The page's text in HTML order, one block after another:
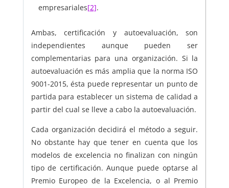
empresariales[2].
Ambas, certificación y autoevaluación, son
independientes aunque pueden ser
complementarias para una organización. Si la
autoevaluación es más amplia que la norma ISO
9001-2015, ésta puede representar un punto de
partida para establecer un sistema de calidad a
partir del cual se lleve a cabo la autoevaluación.
Cada organización decidirá el método a seguir.
No obstante hay que tener en cuenta que los
modelos de excelencia no finalizan con ningún
tipo de certificación. Aunque puede optarse al
Premio Europeo de la Excelencia, o al Premio